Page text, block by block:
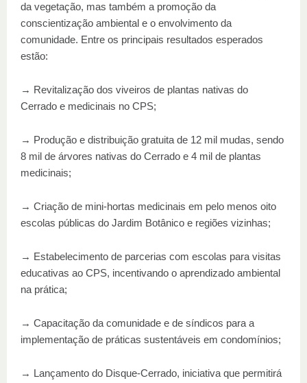
da vegetação, mas também a promoção da
conscientização ambiental e o envolvimento da
comunidade. Entre os principais resultados esperados
estão:
→ Revitalização dos viveiros de plantas nativas do
Cerrado e medicinais no CPS;
→ Produção e distribuição gratuita de 12 mil mudas, sendo
8 mil de árvores nativas do Cerrado e 4 mil de plantas
medicinais;
→ Criação de mini-hortas medicinais em pelo menos oito
escolas públicas do Jardim Botânico e regiões vizinhas;
→ Estabelecimento de parcerias com escolas para visitas
educativas ao CPS, incentivando o aprendizado ambiental
na prática;
→ Capacitação da comunidade e de síndicos para a
implementação de práticas sustentáveis em condomínios;
→ Lançamento do Disque-Cerrado, iniciativa que permitirá